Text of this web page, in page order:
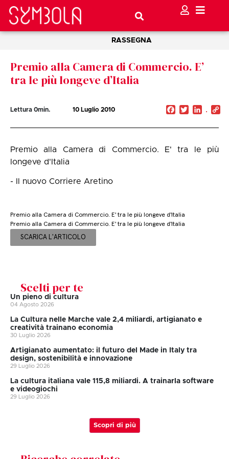
RASSEGNA
Premio alla Camera di Commercio. E’
tra le più longeve d’Italia
Lettura 0min. 10 Luglio 2010 Facebook
Twitter
Premio alla Camera di Commercio. E' tra le più
longeve d'Italia
- Il nuovo Corriere Aretino
Premio alla Camera di Commercio. E' tra le più longeve d'Italia
Premio alla Camera di Commercio. E' tra le più longeve d'Italia
SCARICA L'ARTICOLO
Scelti per te
Un pieno di cultura
04 Agosto 2026
La Cultura nelle Marche vale 2,4 miliardi, artigianato e
creatività trainano economia
30 Luglio 2026
Artigianato aumentato: il futuro del Made in Italy tra
design, sostenibilità e innovazione
29 Luglio 2026
La cultura italiana vale 115,8 miliardi. A trainarla software
e videogiochi
29 Luglio 2026
Scopri di più